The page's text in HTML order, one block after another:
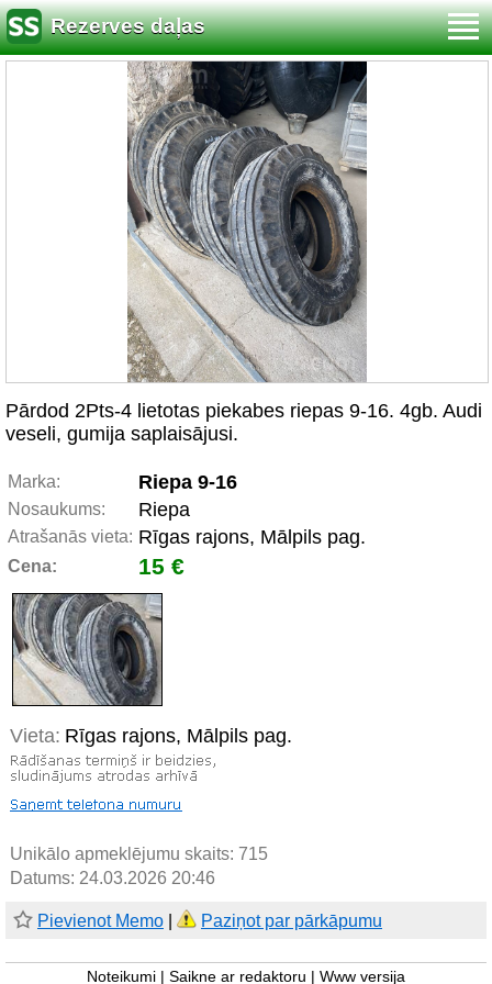
Rezerves daļas
Pārdod 2Pts-4 lietotas piekabes riepas 9-16. 4gb. Audi
veseli, gumija saplaisājusi.
Marka: Riepa 9-16
Nosaukums: Riepa
Atrašanās vieta: Rīgas rajons, Mālpils pag.
Cena: 15 €
Vieta: Rīgas rajons, Mālpils pag.
Unikālo apmeklējumu skaits: 715
Datums: 24.03.2026 20:46
Pievienot Memo Paziņot par pārkāpumu
Noteikumi Saikne ar redaktoru Www versija